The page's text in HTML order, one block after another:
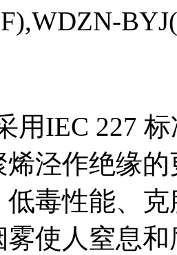
用IEC 227
泾作绝缘
毒性能、
雾使人窒息